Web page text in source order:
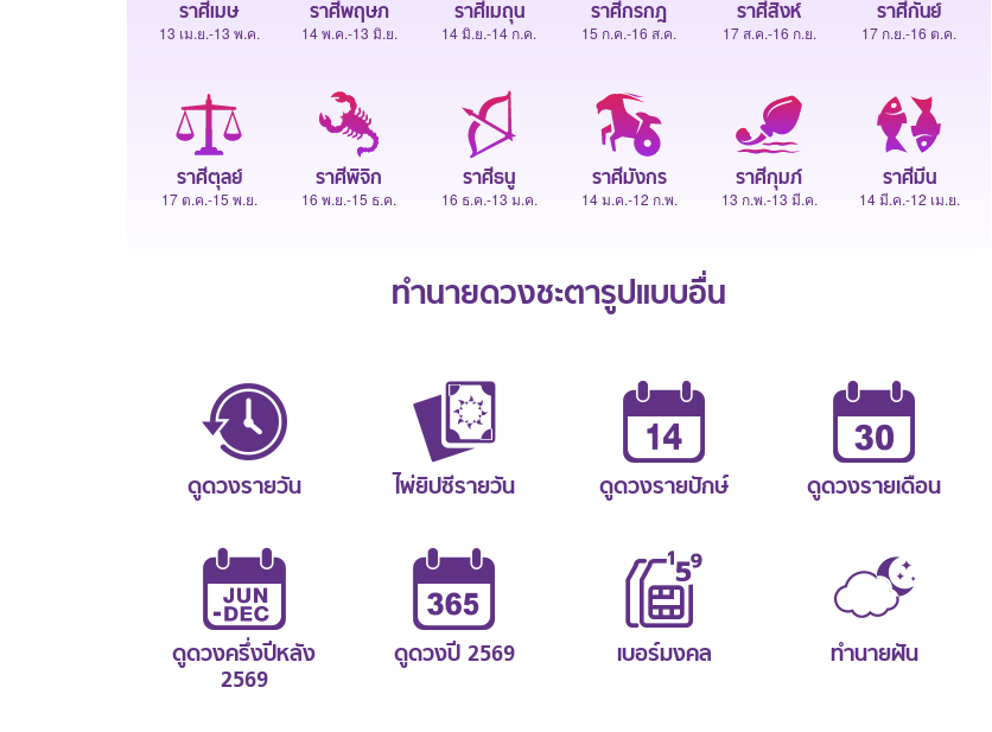
ราศีเมษ
13 เม.ย.-13 พ.ค.
ราศีพฤษภ
14 พ.ค.-13 มิ.ย.
ราศีเมถุน
14 มิ.ย.-14 ก.ค.
ราศีกรกฎ
15 ก.ค.-16 ส.ค.
ราศีสิงห์
17 ส.ค.-16 ก.ย.
ราศีกันย์
17 ก.ย.-16 ต.ค.
ราศีตุลย์
17 ต.ค.-15 พ.ย.
ราศีพิจิก
16 พ.ย.-15 ธ.ค.
ราศีธนู
16 ธ.ค.-13 ม.ค.
ราศีมังกร
14 ม.ค.-12 ก.พ.
ราศีกุมภ์
13 ก.พ.-13 มี.ค.
ราศีมีน
14 มี.ค.-12 เม.ย.
ทำนายดวงชะตารูปแบบอื่น
ดูดวงรายวัน ไพ่ยิปซีรายวัน ดูดวงรายปักษ์ ดูดวงรายเดือน
ดูดวงครึ่งปีหลัง
2569
ดูดวงปี 2569 เบอร์มงคล ทำนายฝัน